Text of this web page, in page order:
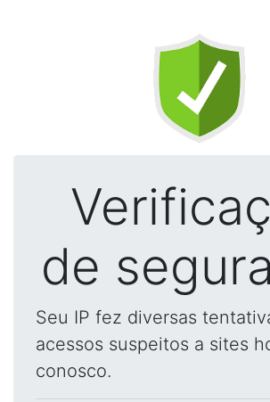
de
Seu IP fez diversas
acessos suspeitos a sites
conosco.